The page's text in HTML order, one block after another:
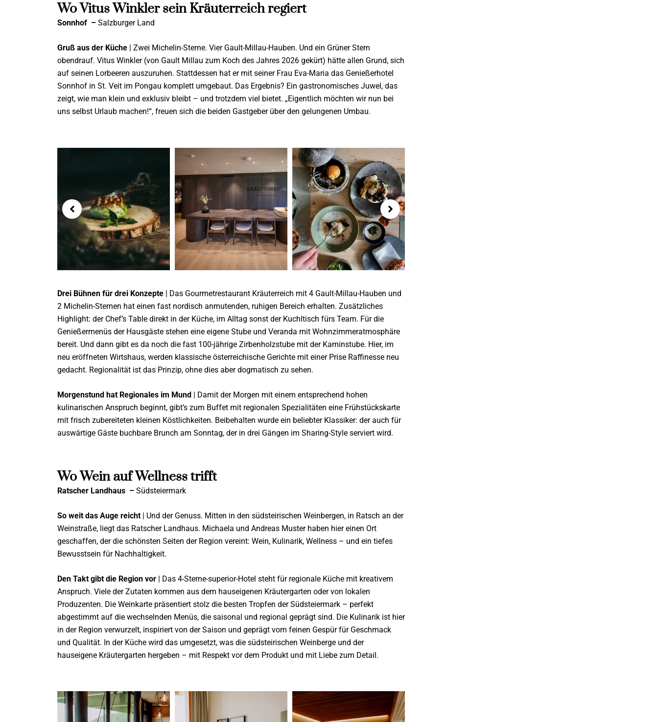
Wo Vitus Winkler sein Kräuterreich regiert
Sonnhof – Salzburger Land
Gruß aus der Küche | Zwei Michelin-Sterne. Vier Gault-Millau-Hauben. Und ein Grüner Stern
obendrauf. Vitus Winkler (von Gault Millau zum Koch des Jahres 2026 gekürt) hätte allen Grund, sich
auf seinen Lorbeeren auszuruhen. Stattdessen hat er mit seiner Frau Eva-Maria das Genießerhotel
Sonnhof in St. Veit im Pongau komplett umgebaut. Das Ergebnis? Ein gastronomisches Juwel, das
zeigt, wie man klein und exklusiv bleibt – und trotzdem viel bietet. „Eigentlich möchten wir nun bei
uns selbst Urlaub machen!“, freuen sich die beiden Gastgeber über den gelungenen Umbau.
Drei Bühnen für drei Konzepte | Das Gourmetrestaurant Kräuterreich mit 4 Gault-Millau-Hauben und
2 Michelin-Sternen hat einen fast nordisch anmutenden, ruhigen Bereich erhalten. Zusätzliches
Highlight: der Chef’s Table direkt in der Küche, im Alltag sonst der Kuchltisch fürs Team. Für die
Genießermenüs der Hausgäste stehen eine eigene Stube und Veranda mit Wohnzimmeratmosphäre
bereit. Und dann gibt es da noch die fast 100-jährige Zirbenholzstube mit der Kaminstube. Hier, im
neu eröffneten Wirtshaus, werden klassische österreichische Gerichte mit einer Prise Raffinesse neu
gedacht. Regionalität ist das Prinzip, ohne dies aber dogmatisch zu sehen.
Morgenstund hat Regionales im Mund | Damit der Morgen mit einem entsprechend hohen
kulinarischen Anspruch beginnt, gibt’s zum Buffet mit regionalen Spezialitäten eine Frühstückskarte
mit frisch zubereiteten kleinen Köstlichkeiten. Beibehalten wurde ein beliebter Klassiker: der auch für
auswärtige Gäste buchbare Brunch am Sonntag, der in drei Gängen im Sharing-Style serviert wird.
Wo Wein auf Wellness trifft
Ratscher Landhaus – Südsteiermark
So weit das Auge reicht | Und der Genuss. Mitten in den südsteirischen Weinbergen, in Ratsch an der
Weinstraße, liegt das Ratscher Landhaus. Michaela und Andreas Muster haben hier einen Ort
geschaffen, der die schönsten Seiten der Region vereint: Wein, Kulinarik, Wellness – und ein tiefes
Bewusstsein für Nachhaltigkeit.
Den Takt gibt die Region vor | Das 4-Sterne-superior-Hotel steht für regionale Küche mit kreativem
Anspruch. Viele der Zutaten kommen aus dem hauseigenen Kräutergarten oder von lokalen
Produzenten. Die Weinkarte präsentiert stolz die besten Tropfen der Südsteiermark – perfekt
abgestimmt auf die wechselnden Menüs, die saisonal und regional geprägt sind. Die Kulinarik ist hier
in der Region verwurzelt, inspiriert von der Saison und geprägt vom feinen Gespür für Geschmack
und Qualität. In der Küche wird das umgesetzt, was die südsteirischen Weinberge und der
hauseigene Kräutergarten hergeben – mit Respekt vor dem Produkt und mit Liebe zum Detail.